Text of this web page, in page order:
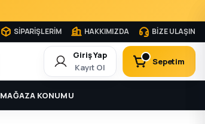
SİPARİŞLERİM HAKKIMIZDA BİZE ULAŞIN
Giriş Yap
Kayıt Ol
Sepetim
MAĞAZA KONUMU